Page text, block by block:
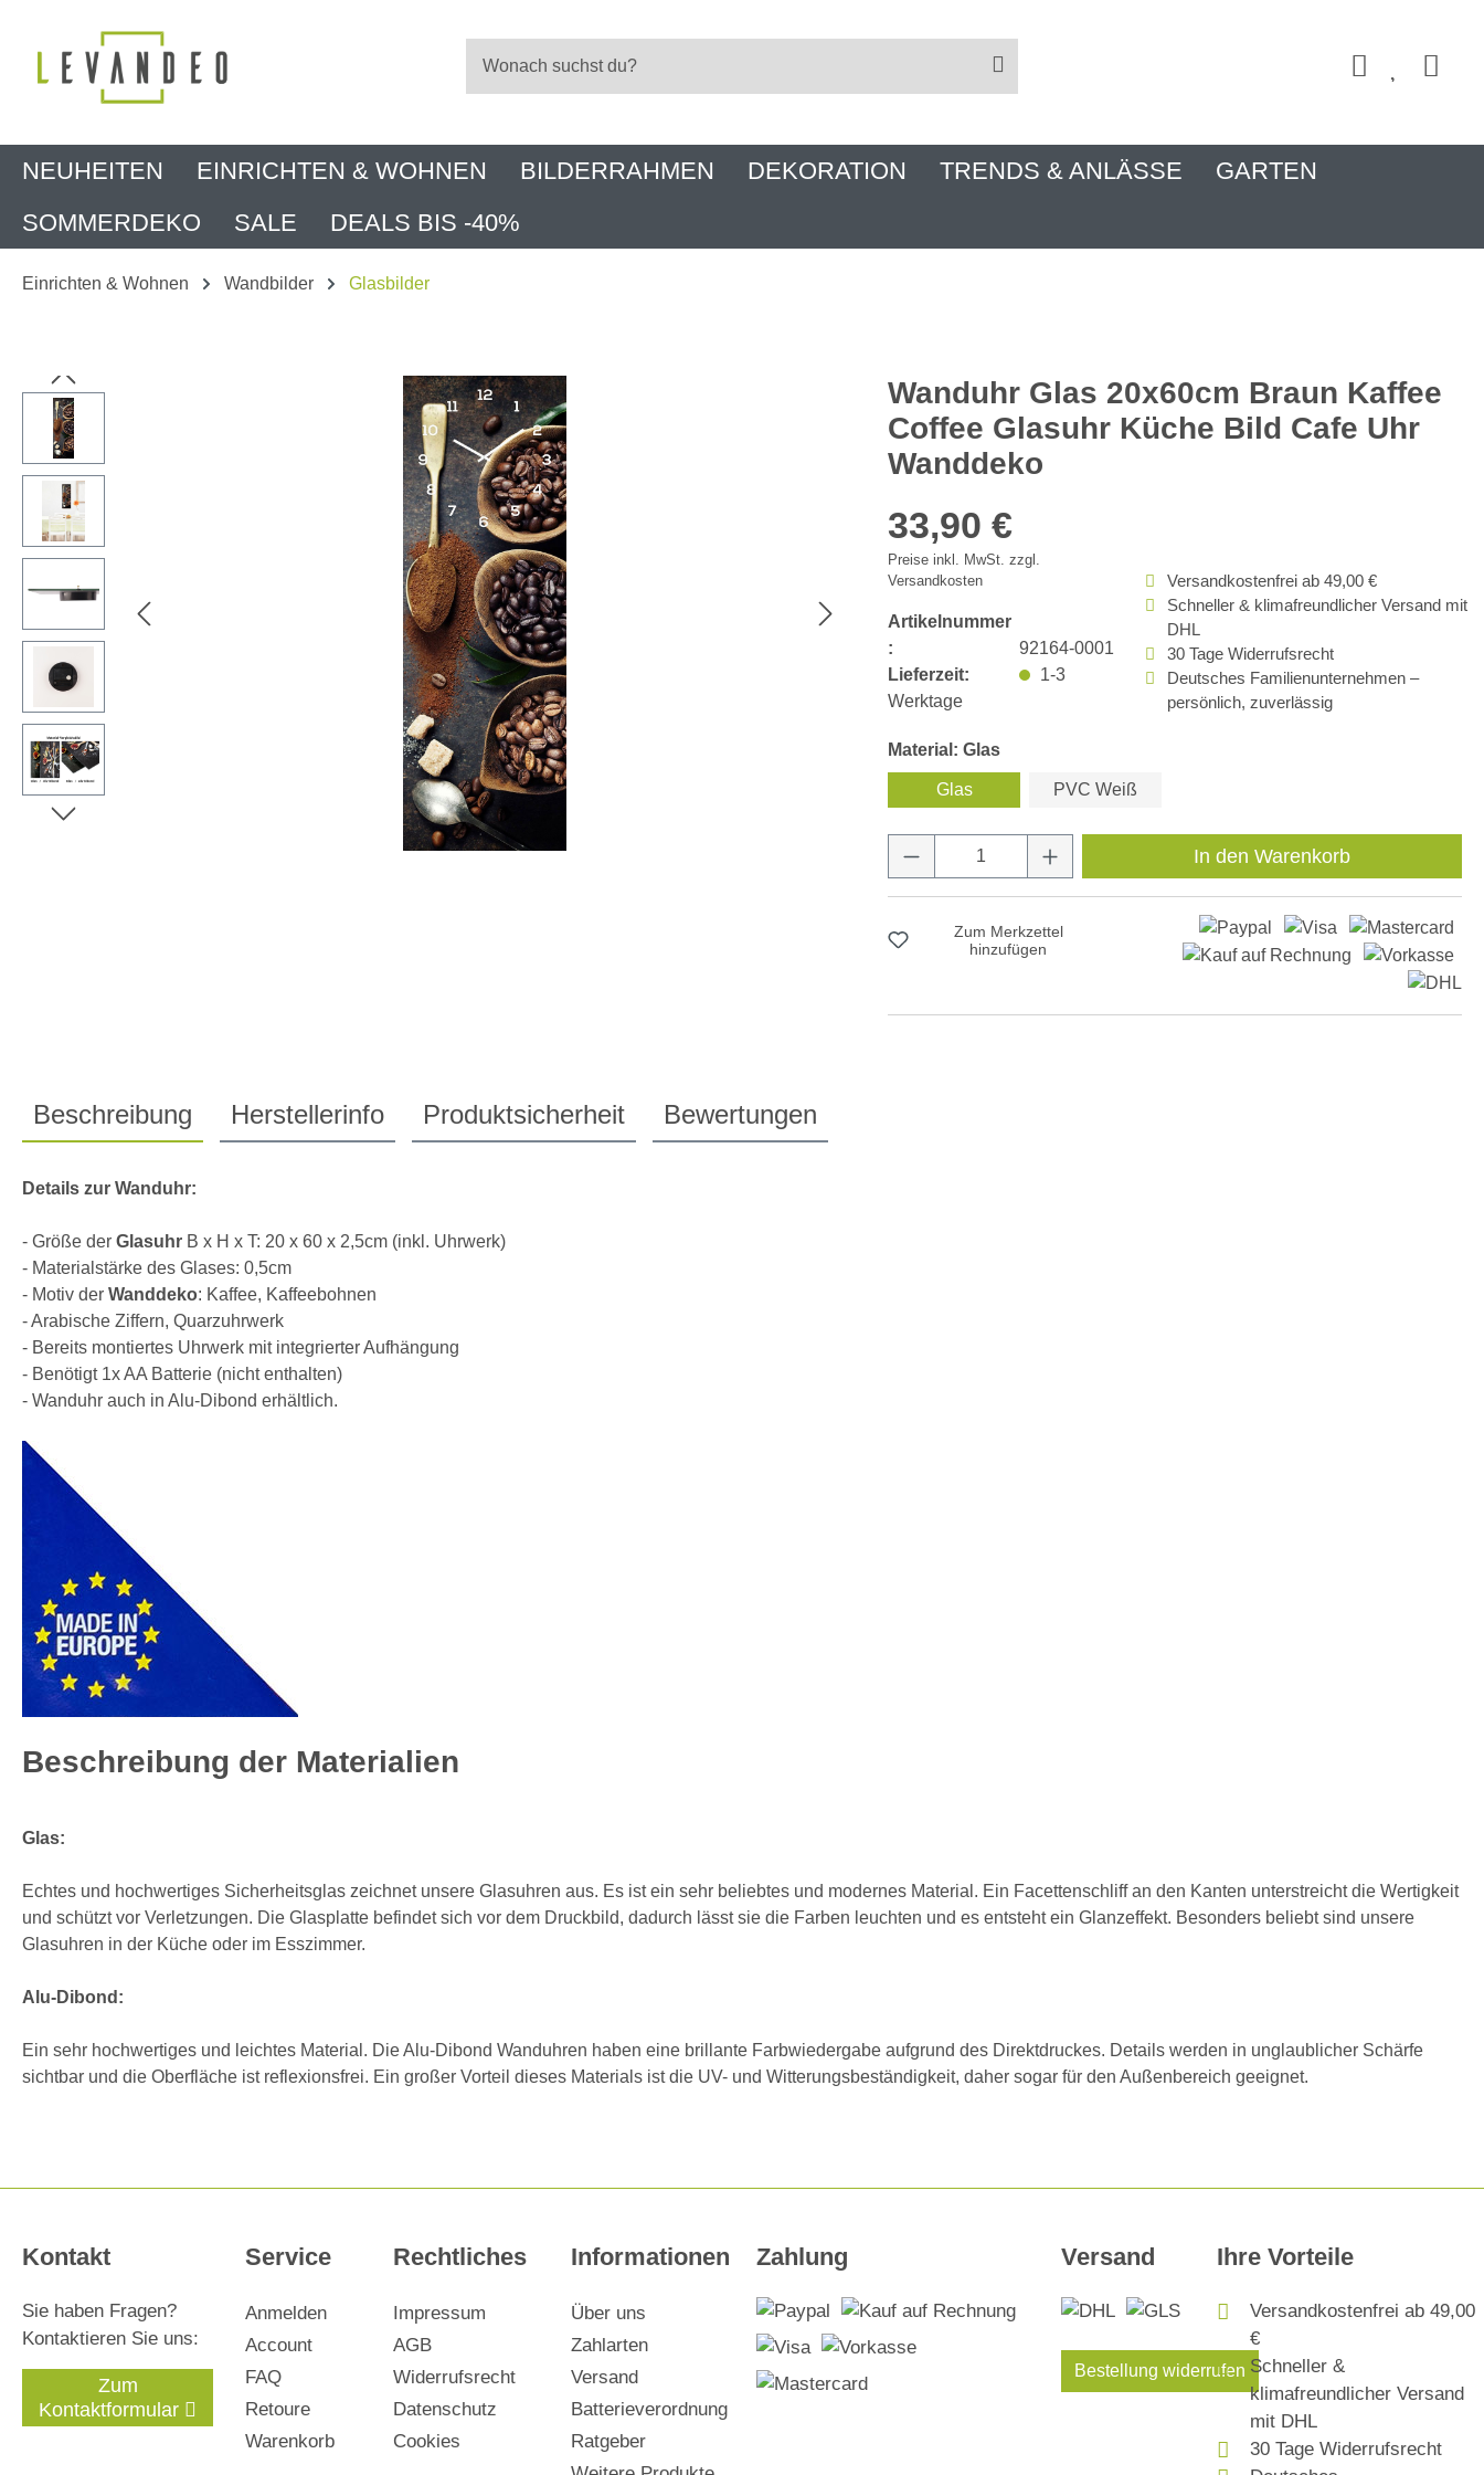
NEUHEITEN EINRICHTEN & WOHNEN BILDERRAHMEN DEKORATION TRENDS & ANLÄSSE
GARTEN
SOMMERDEKO
SALE DEALS BIS -40%
Einrichten & Wohnen Wandbilder Glasbilder
Bildergalerie überspringen
Wanduhr Glas 20x60cm Braun Kaffee
Coffee Glasuhr Küche Bild Cafe Uhr
Wanddeko
33,90 €
Preise inkl. MwSt. zzgl.
Versandkosten
Artikelnummer
:
92164-0001
Lieferzeit:
1-3
Werktage
Versandkostenfrei ab 49,00 €
Schneller & klimafreundlicher Versand mit
DHL
30 Tage Widerrufsrecht
Deutsches Familienunternehmen –
persönlich, zuverlässig
Material: Glas
Glas PVC Weiß
Produkt Anzahl: Gib den gewünschten Wert ein
In den Warenkorb
Zum Merkzettel
hinzufügen
Beschreibung Herstellerinfo Produktsicherheit Bewertungen
Details zur Wanduhr:
- Größe der Glasuhr B x H x T: 20 x 60 x 2,5cm (inkl. Uhrwerk)
- Materialstärke des Glases: 0,5cm
- Motiv der Wanddeko: Kaffee, Kaffeebohnen
- Arabische Ziffern, Quarzuhrwerk
- Bereits montiertes Uhrwerk mit integrierter Aufhängung
- Benötigt 1x AA Batterie (nicht enthalten)
- Wanduhr auch in Alu-Dibond erhältlich.
Beschreibung der Materialien
Glas:
Echtes und hochwertiges Sicherheitsglas zeichnet unsere Glasuhren aus. Es ist ein sehr beliebtes und modernes Material. Ein Facettenschliff an den Kanten unterstreicht die Wertigkeit
und schützt vor Verletzungen. Die Glasplatte befindet sich vor dem Druckbild, dadurch lässt sie die Farben leuchten und es entsteht ein Glanzeffekt. Besonders beliebt sind unsere
Glasuhren in der Küche oder im Esszimmer.
Alu-Dibond:
Ein sehr hochwertiges und leichtes Material. Die Alu-Dibond Wanduhren haben eine brillante Farbwiedergabe aufgrund des Direktdruckes. Details werden in unglaublicher Schärfe
sichtbar und die Oberfläche ist reflexionsfrei. Ein großer Vorteil dieses Materials ist die UV- und Witterungsbeständigkeit, daher sogar für den Außenbereich geeignet.
Kontakt
Sie haben Fragen?
Kontaktieren Sie uns:
Zum
Kontaktformular
Service
Anmelden
Account
FAQ
Retoure
Warenkorb
Rechtliches
Impressum
AGB
Widerrufsrecht
Datenschutz
Cookies
Informationen
Über uns
Zahlarten
Versand
Batterieverordnung
Ratgeber
Zahlung Versand
Bestellung widerrufen
Ihre Vorteile
Versandkostenfrei ab 49,00
€
Schneller &
klimafreundlicher Versand
mit DHL
30 Tage Widerrufsrecht